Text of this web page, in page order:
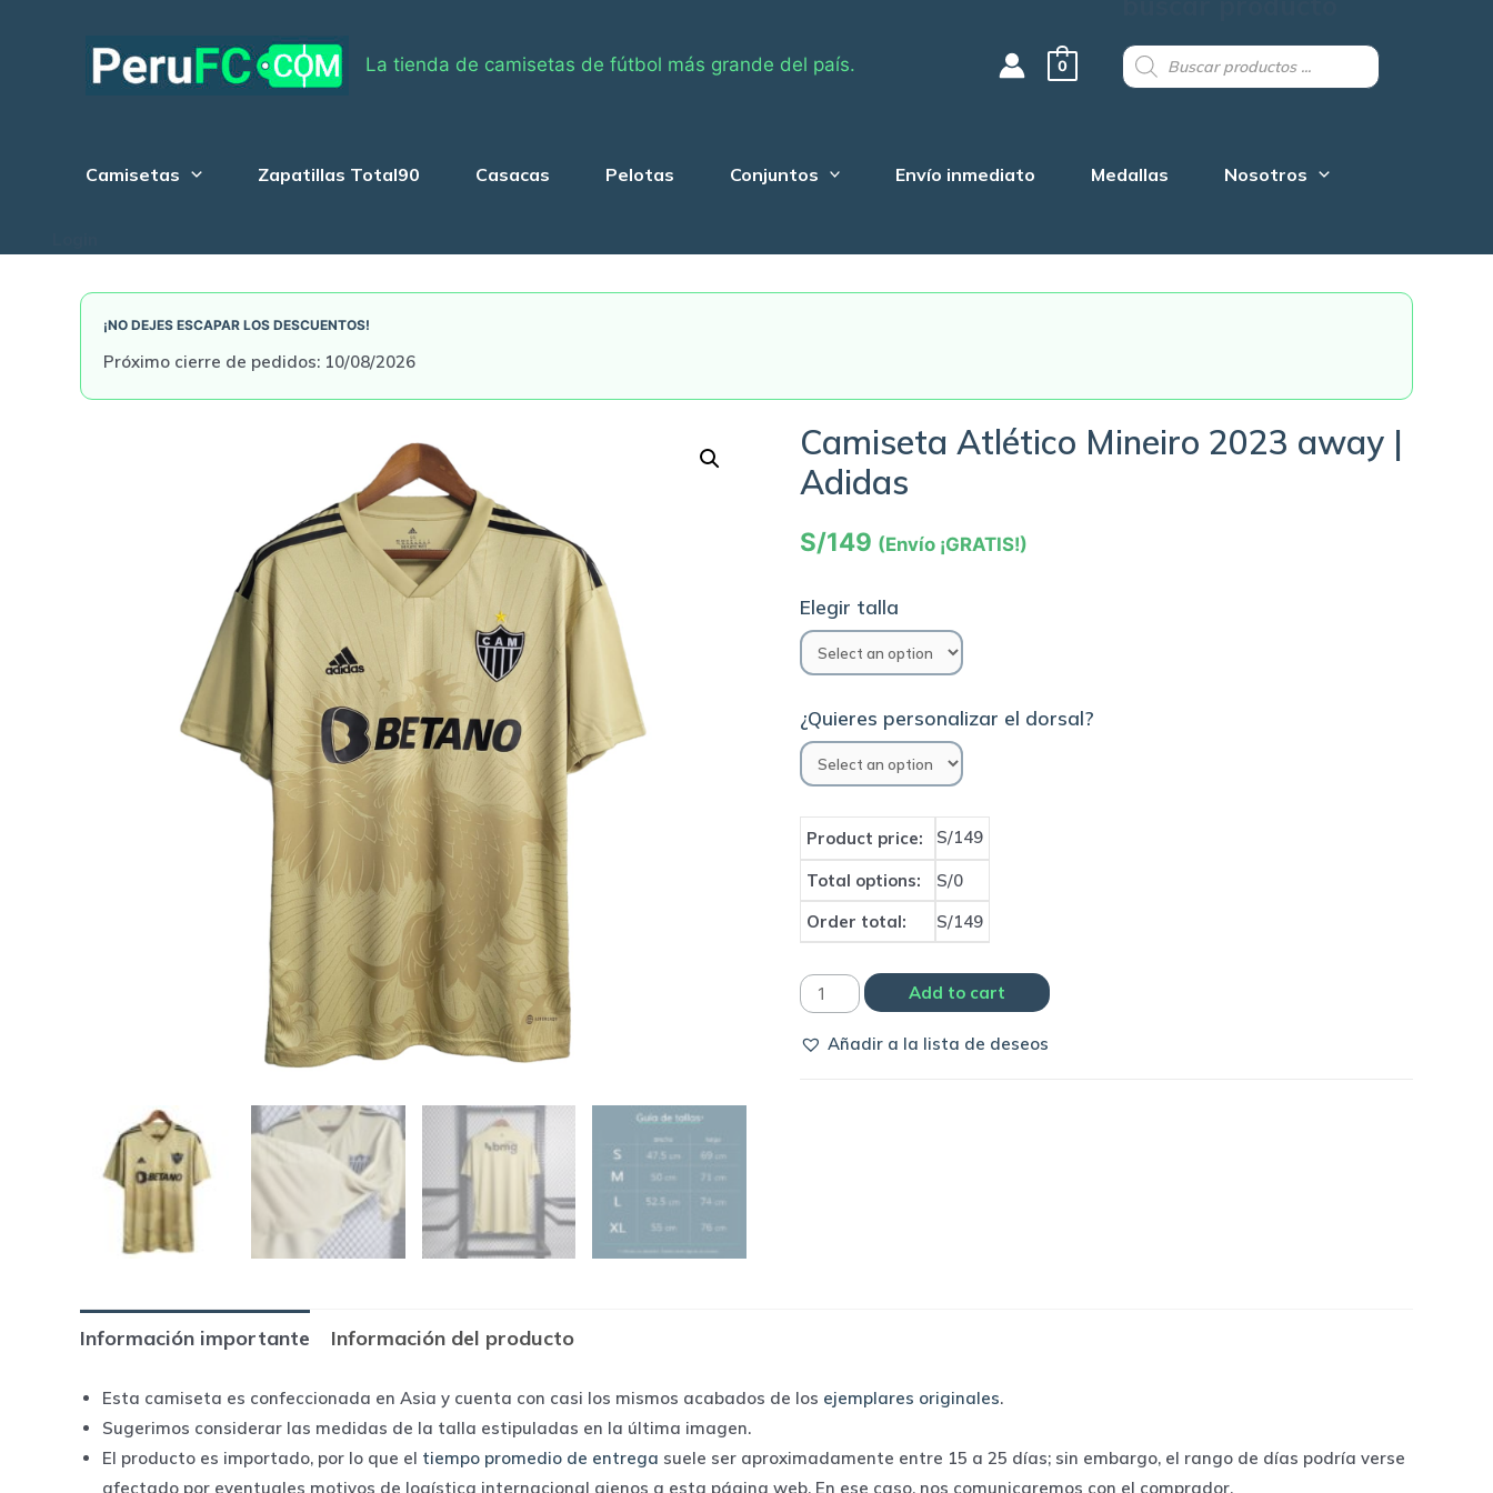
La tienda de camisetas de fútbol más grande del país. 0
Products
search
Camisetas Zapatillas Total90 Casacas Pelotas Conjuntos Envío inmediato Medallas Nosotros
¡NO DEJES ESCAPAR LOS DESCUENTOS!
Próximo cierre de pedidos: 10/08/2026
Camiseta Atlético Mineiro 2023 away |
Adidas
S/149 (Envío ¡GRATIS!)
Elegir talla
¿Quieres personalizar el dorsal?
Product price: S/149
Total options:
S/0
Order total:
S/149
Camiseta
Mineiro
Add to cart
Añadir a la lista de deseos
Información importante Información del producto
Esta camiseta es confeccionada en Asia y cuenta con casi los mismos acabados de los ejemplares originales.
Sugerimos considerar las medidas de la talla estipuladas en la última imagen.
El producto es importado, por lo que el tiempo promedio de entrega suele ser aproximadamente entre 15 a 25 días; sin embargo, el rango de días podría verse
afectado por eventuales motivos de logística internacional ajenos a esta página web. En ese caso, nos comunicaremos con el comprador.